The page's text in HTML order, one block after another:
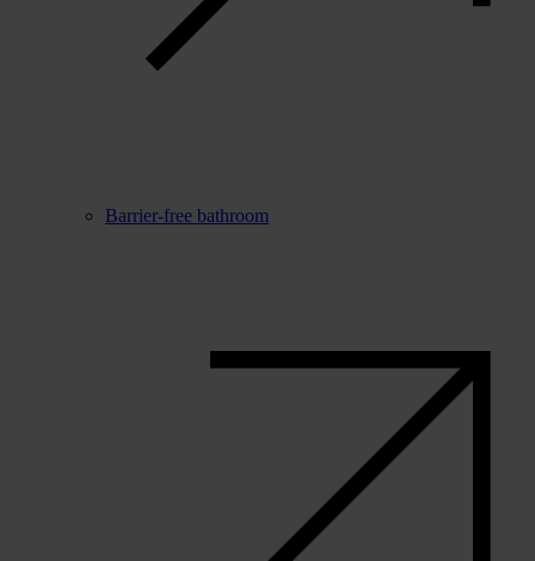
Barrier-free bathroom